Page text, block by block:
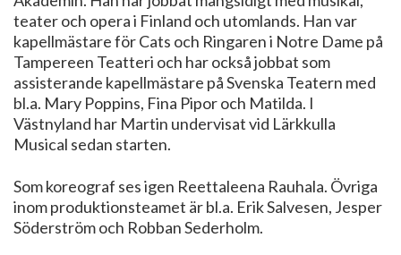
teater och opera i Finland och utomlands. Han var
kapellmästare för Cats och Ringaren i Notre Dame på
Tampereen Teatteri och har också jobbat som
assisterande kapellmästare på Svenska Teatern med
bl.a. Mary Poppins, Fina Pipor och Matilda. I
Västnyland har Martin undervisat vid Lärkkulla
Musical sedan starten.
Som koreograf ses igen Reettaleena Rauhala. Övriga
inom produktionsteamet är bl.a. Erik Salvesen, Jesper
Söderström och Robban Sederholm.